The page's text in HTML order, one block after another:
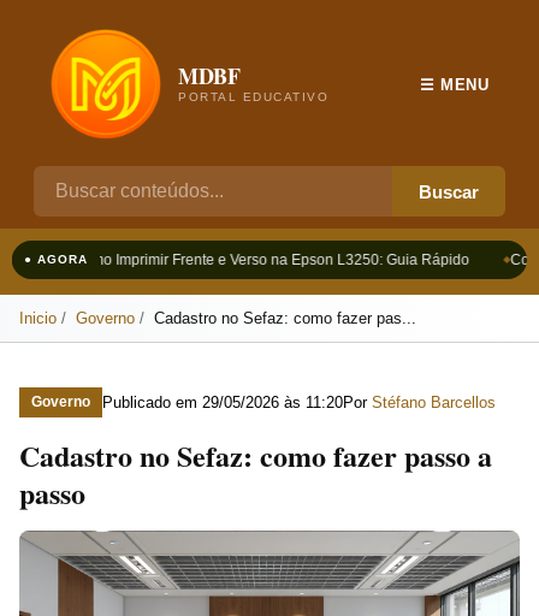
MDBF
PORTAL EDUCATIVO
Buscar
☰ MENU
● AGORAComo Imprimir Frente e Verso na Epson L3250: Guia Rápido
Inicio Governo Cadastro no Sefaz: como fazer pas...
Governo Publicado em 29/05/2026 às 11:20Por Stéfano Barcellos
Cadastro no Sefaz: como fazer passo a
passo